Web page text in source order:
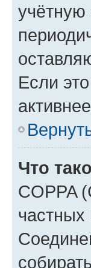
учётную
Если
Что
COPPA
частных